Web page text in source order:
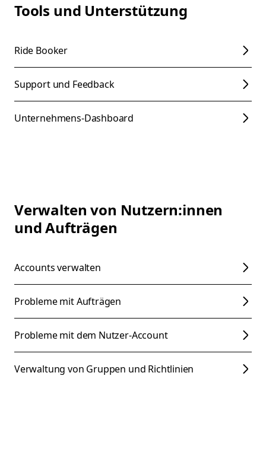
Tools und Unterstützung
Ride Booker
Support und Feedback
Unternehmens-Dashboard
Verwalten von Nutzern:innen
und Aufträgen
Accounts verwalten
Probleme mit Aufträgen
Probleme mit dem Nutzer-Account
Verwaltung von Gruppen und Richtlinien